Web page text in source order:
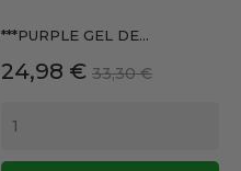
***PURPLE GEL DE...
Precio
24,98 € Precio
33,30 €